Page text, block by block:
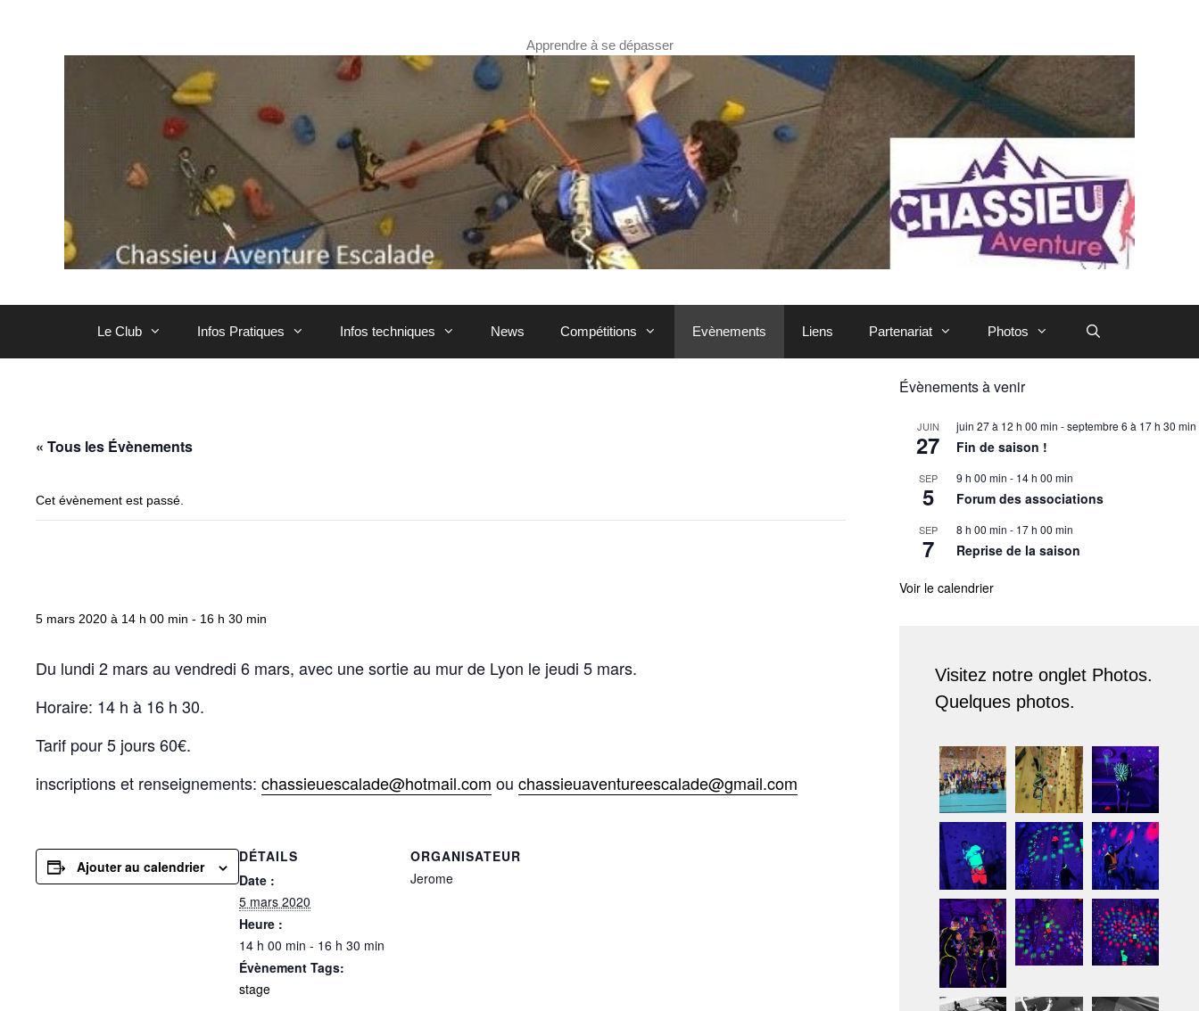
Apprendre à se dépasser
Le Club Infos Pratiques Infos techniques News Compétitions Evènements Liens Partenariat Photos
« Tous les Évènements
Cet évènement est passé.
5 mars 2020 à 14 h 00 min - 16 h 30 min
Du lundi 2 mars au vendredi 6 mars, avec une sortie au mur de Lyon le jeudi 5 mars.
Horaire: 14 h à 16 h 30.
Tarif pour 5 jours 60€.
inscriptions et renseignements: chassieuescalade@hotmail.com ou chassieuaventureescalade@gmail.com
Ajouter au calendrier
DÉTAILS
Date :
5 mars 2020
Heure :
14 h 00 min - 16 h 30 min
Évènement Tags:
stage
ORGANISATEUR
Jerome
Évènements à venir
JUIN
27
juin 27 à 12 h 00 min -septembre 6 à 17 h 30 min
Fin de saison !
SEP
5
9 h 00 min - 14 h 00 min
Forum des associations
SEP
7
8 h 00 min - 17 h 00 min
Reprise de la saison
Voir le calendrier
Visitez notre onglet Photos.
Quelques photos.